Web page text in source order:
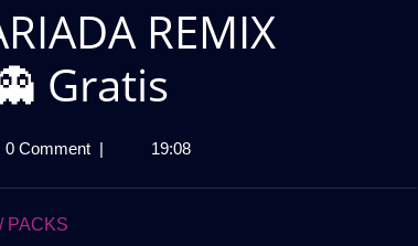
REMIX
Gratis
0 Comment | 19:08
PACKS